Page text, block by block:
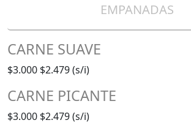
EMPANADAS
CARNE SUAVE
$3.000 $2.479 (s/i)
CARNE PICANTE
$3.000 $2.479 (s/i)